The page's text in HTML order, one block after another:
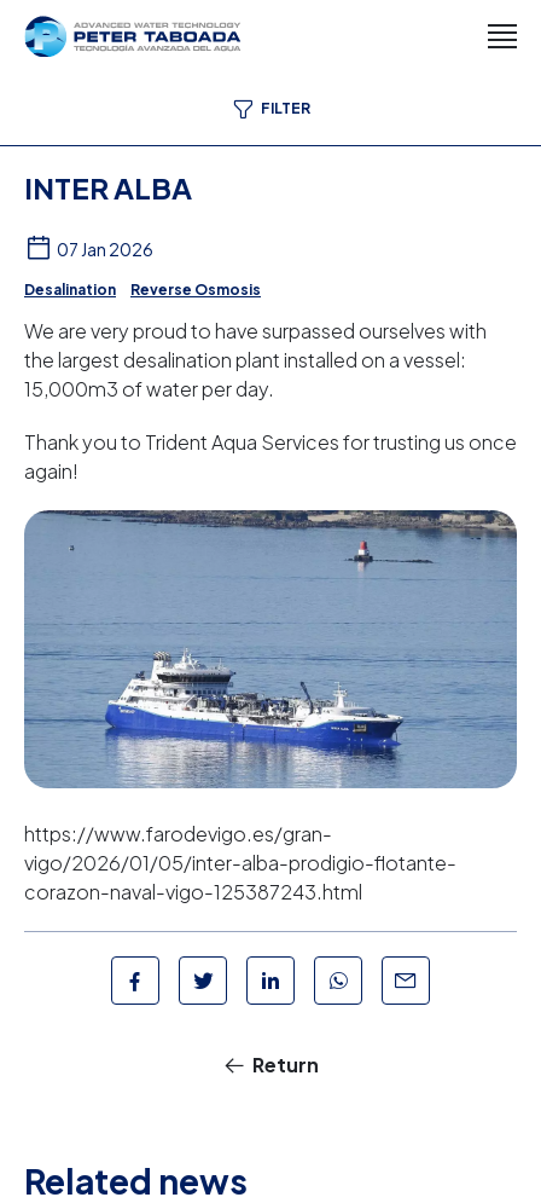
FILTER
INTER ALBA
07 Jan 2026
Desalination Reverse Osmosis
We are very proud to have surpassed ourselves with
the largest desalination plant installed on a vessel:
15,000m3 of water per day.
Thank you to Trident Aqua Services for trusting us once
again!
https://www.farodevigo.es/gran-
vigo/2026/01/05/inter-alba-prodigio-flotante-
corazon-naval-vigo-125387243.html
Return
Related news